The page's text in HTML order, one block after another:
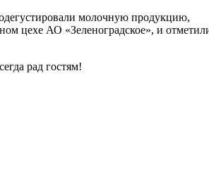
молочную продукцию,
цехе АО «Зеленоградское», и
рад гостям!